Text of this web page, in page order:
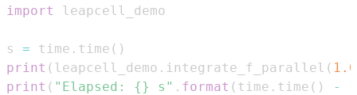
import
s = time . time ( )
print ( leapcell_demo . integrate_f_parallel ( 1.0
print ( "Elapsed: {} s" . format ( time . time ( ) -